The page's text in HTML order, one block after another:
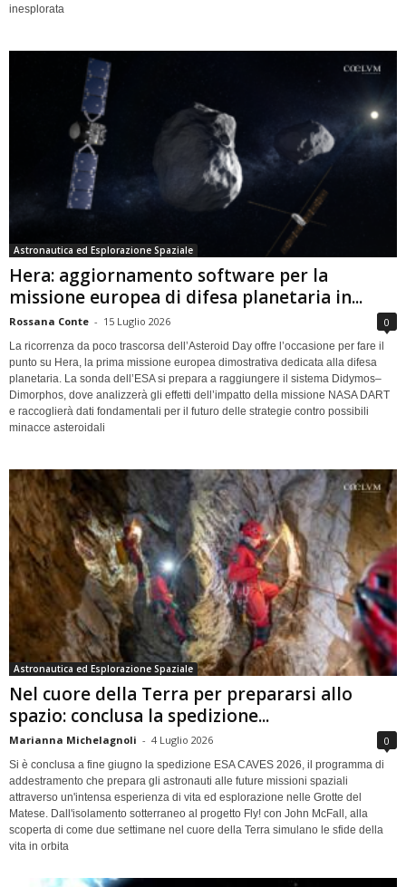
inesplorata
Astronautica ed Esplorazione Spaziale
Hera: aggiornamento software per la
missione europea di difesa planetaria in...
Rossana Conte - 15 Luglio 2026 0
La ricorrenza da poco trascorsa dell’Asteroid Day offre l’occasione per fare il
punto su Hera, la prima missione europea dimostrativa dedicata alla difesa
planetaria. La sonda dell’ESA si prepara a raggiungere il sistema Didymos–
Dimorphos, dove analizzerà gli effetti dell’impatto della missione NASA DART
e raccoglierà dati fondamentali per il futuro delle strategie contro possibili
minacce asteroidali
Astronautica ed Esplorazione Spaziale
Nel cuore della Terra per prepararsi allo
spazio: conclusa la spedizione...
Marianna Michelagnoli - 4 Luglio 2026 0
Si è conclusa a fine giugno la spedizione ESA CAVES 2026, il programma di
addestramento che prepara gli astronauti alle future missioni spaziali
attraverso un'intensa esperienza di vita ed esplorazione nelle Grotte del
Matese. Dall'isolamento sotterraneo al progetto Fly! con John McFall, alla
scoperta di come due settimane nel cuore della Terra simulano le sfide della
vita in orbita